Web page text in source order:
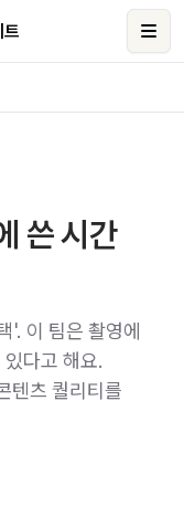
트
쓴 시간
'. 이 팀은 촬영에
다고 해요.
텐츠 퀄리티를